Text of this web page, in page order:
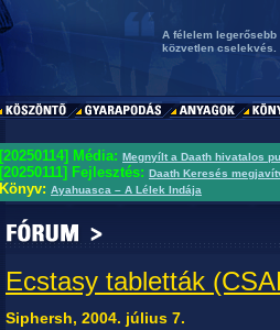
A félelem
közvetlen cselekvés.
[20250114] Média: Megnyílt a Daath hivatalos
[20250111] Fejlesztés: Daath Keresés
Könyv: Ayahuasca – A Lélek Indája
Ecstasy tabletták
Siphersh, 2004. július 7.